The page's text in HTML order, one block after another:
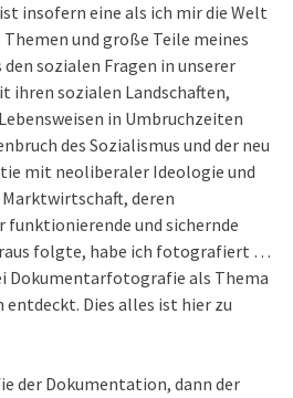
insofern eine als ich mir die Welt
und große Teile meines
den sozialen Fragen in unserer
ihren sozialen Landschaften,
in Umbruchzeiten
des Sozialismus und der neu
mit neoliberaler Ideologie und
deren
funktionierende und sichernde
folgte, habe ich fotografiert …
Dokumentarfotografie als Thema
entdeckt. Dies alles ist hier zu
der Dokumentation, dann der